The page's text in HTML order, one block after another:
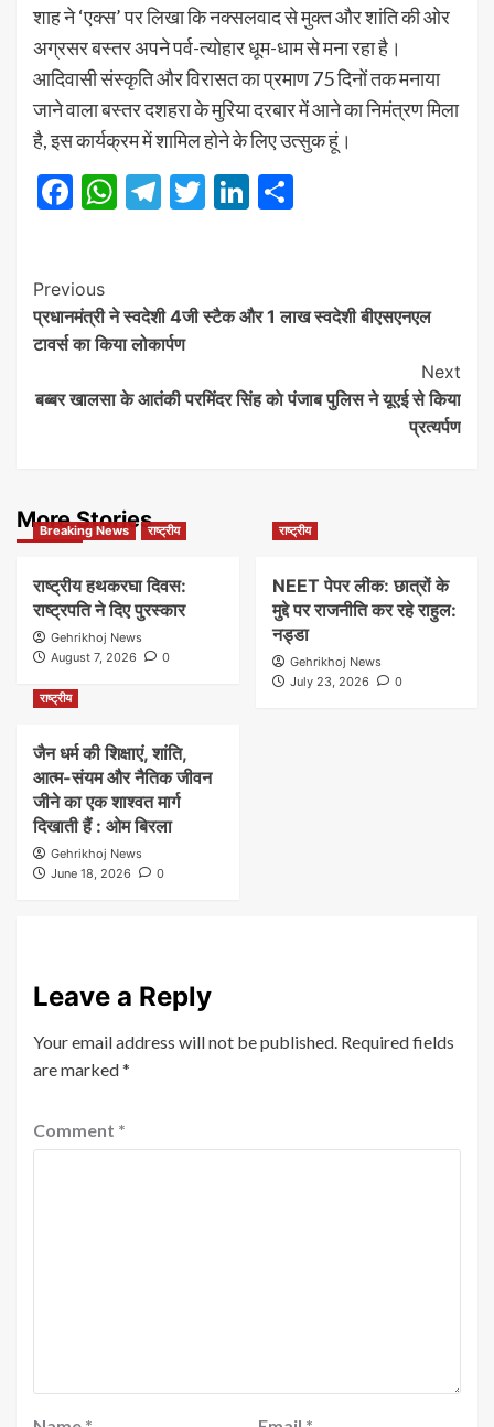
शाह ने ‘एक्स’ पर लिखा कि नक्सलवाद से मुक्त और शांति की ओर
अग्रसर बस्तर अपने पर्व-त्योहार धूम-धाम से मना रहा है।
आदिवासी संस्कृति और विरासत का प्रमाण 75 दिनों तक मनाया
जाने वाला बस्तर दशहरा के मुरिया दरबार में आने का निमंत्रण मिला
है, इस कार्यक्रम में शामिल होने के लिए उत्सुक हूं।
Facebook
WhatsApp
Telegram
TwitterLinkedIn
Post
Navigation
Previous
प्रधानमंत्री ने स्वदेशी 4जी स्टैक और 1 लाख स्वदेशी बीएसएनएल
टावर्स का किया लोकार्पण
Next
बब्बर खालसा के आतंकी परमिंदर सिंह काे पंजाब पुलिस ने यूएई से किया
प्रत्यर्पण
More Stories
Breaking News राष्ट्रीय
राष्ट्रीय हथकरघा दिवस:
राष्ट्रपति ने दिए पुरस्कार
Gehrikhoj News
August 7, 2026
0
राष्ट्रीय
NEET पेपर लीक: छात्रों के
मुद्दे पर राजनीति कर रहे राहुल:
नड्डा
Gehrikhoj News
July 23, 2026
0
राष्ट्रीय
जैन धर्म की शिक्षाएं, शांति,
आत्म-संयम और नैतिक जीवन
जीने का एक शाश्वत मार्ग
दिखाती हैं : ओम बिरला
Gehrikhoj News
June 18, 2026
0
Leave a Reply
Your email address will not be published. Required fields
are marked*
Comment *